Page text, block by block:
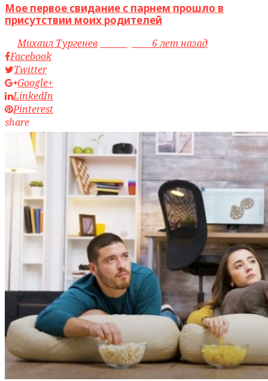
Мое первое свидание с парнем прошло в
присутствии моих родителей
byМихаил Тургенев
6 лет назад
Facebook
Twitter
Google+
LinkedIn
Pinterest
share